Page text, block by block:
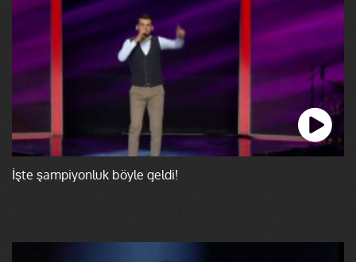
İşte şampiyonluk böyle geldi!